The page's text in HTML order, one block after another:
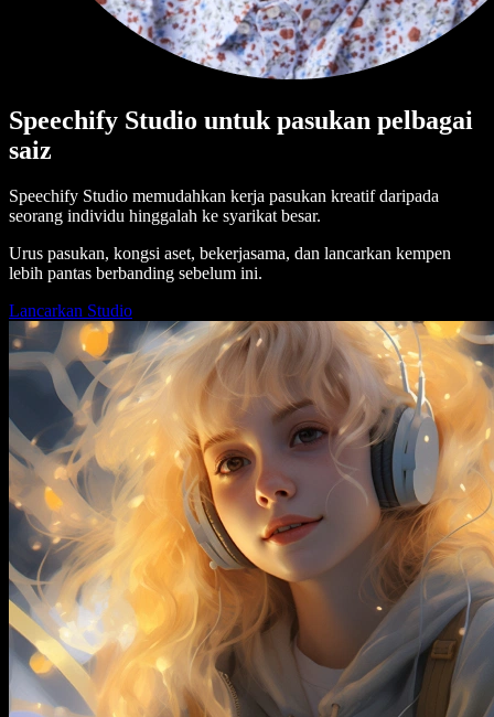
Speechify Studio untuk pasukan pelbagai
saiz
Speechify Studio memudahkan kerja pasukan kreatif daripada
seorang individu hinggalah ke syarikat besar.
Urus pasukan, kongsi aset, bekerjasama, dan lancarkan kempen
lebih pantas berbanding sebelum ini.
Lancarkan Studio